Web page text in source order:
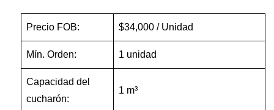
Precio FOB: $34,000 / Unidad
Mín. Orden: 1 unidad
Capacidad del
cucharón:
1 m³